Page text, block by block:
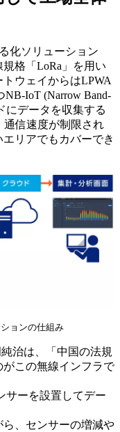
化ソリューション
格「LoRa」を用い
ウェイからはLPWA
NB-IoT (Narrow Band-
にデータを収集する
通信速度が制限され
リアでもカバーでき
ョンの仕組み
治は、「中国の法規
この無線インフラで
サーを設置してデー
、センサーの増減や